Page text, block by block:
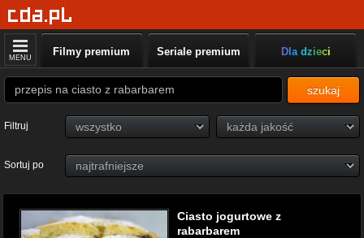
MENU Filmy premium Seriale premium Dla dzieci
szukaj
Filtruj
Sortuj po
Ciasto jogurtowe z
rabarbarem